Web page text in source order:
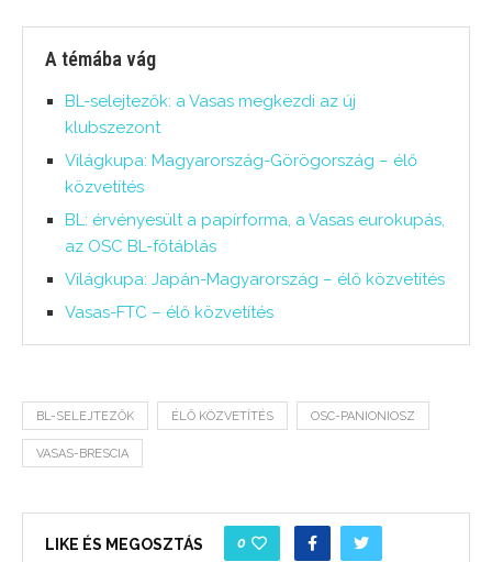
A témába vág
BL-selejtezők: a Vasas megkezdi az új
klubszezont
Világkupa: Magyarország-Görögország – élő
közvetítés
BL: érvényesült a papírforma, a Vasas eurokupás,
az OSC BL-főtáblás
Világkupa: Japán-Magyarország – élő közvetítés
Vasas-FTC – élő közvetítés
BL-SELEJTEZŐK ÉLŐ KÖZVETÍTÉS OSC-PANIONIOSZ
VASAS-BRESCIA
LIKE ÉS MEGOSZTÁS 0